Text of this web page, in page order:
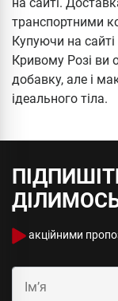
транспортними
Купуючи на
Кривому Розі ви
добавку, але і
ідеального тіла.
акційними